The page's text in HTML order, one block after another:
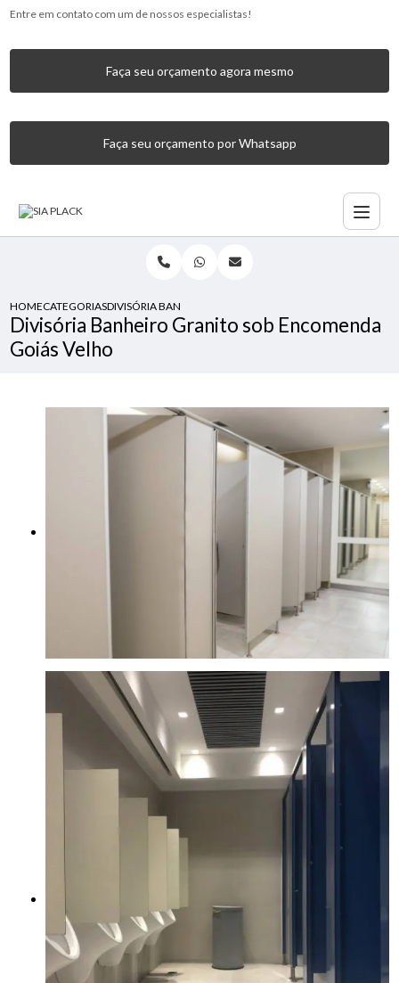
Entre em contato com um de nossos especialistas!
Faça seu orçamento agora mesmo
Faça seu orçamento por Whatsapp
HOMECATEGORIASDIVISÓRIA BANHEIRO GRANITO SOB ENCOMENDA GOIÁS
Divisória Banheiro Granito sob Encomenda
Goiás Velho